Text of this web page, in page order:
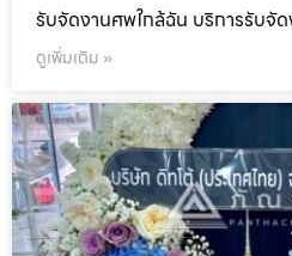
รับจัดงานศพใกล้ฉัน บริการรับจั
ดูเพิ่มเติม »